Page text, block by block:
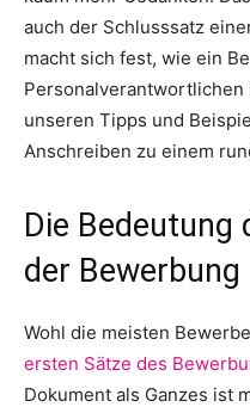
auch der Schlusssatz
macht sich fest, wie ein
unseren Tipps und
Anschreiben zu einem
Die Bedeutung
der Bewerbung
Wohl die meisten
ersten Sätze des
Dokument als Ganzes ist